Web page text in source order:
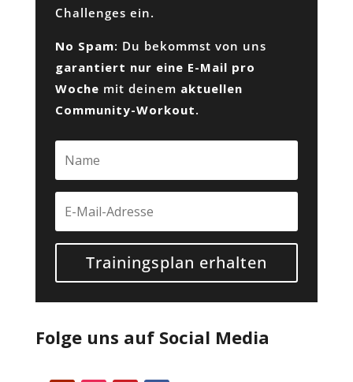
Challenges ein.
No Spam: Du bekommst von uns
garantiert nur eine E-Mail pro
Woche mit deinem aktuellen
Community-Workout.
Trainingsplan erhalten
Folge uns auf Social Media